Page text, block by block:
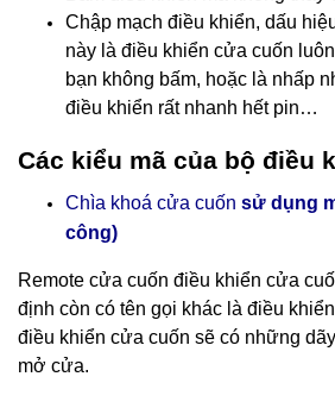
Chập mạch điều khiển, dấu
này là điều khiển cửa cuốn
bạn không bấm, hoặc là nhấp
điều khiển rất nhanh hết pin…
Các kiểu mã của bộ điều
Chìa khoá cửa cuốn sử dụng
công)
Remote cửa cuốn điều khiển cửa
định còn có tên gọi khác là điều
điều khiển cửa cuốn sẽ có những
mở cửa.